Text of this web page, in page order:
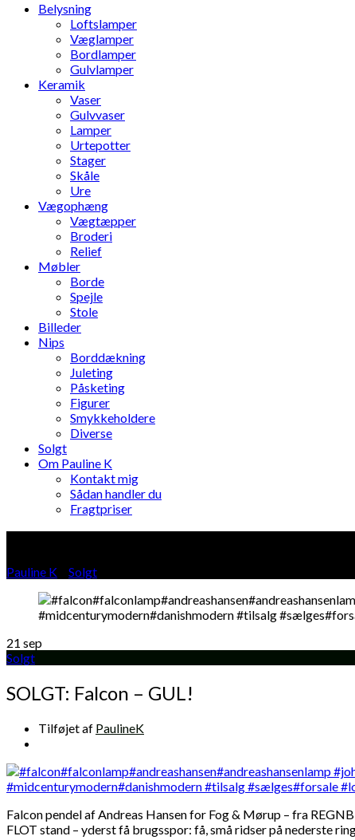
Belysning
Loftslamper
Væglamper
Bordlamper
Gulvlamper
Keramik
Vaser
Gulvvaser
Lamper
Urtepotter
Stager
Skåle
Ure
Vægophæng
Vægtæpper
Broderi
Relief
Møbler
Borde
Spejle
Stole
Billeder
Nips
Borddækning
Juleting
Påsketing
Figurer
Smykkeholdere
Diverse
Solgt
Om Pauline K
Kontakt mig
Sådan handler du
Fragtpriser
Pauline K Solgt
21 sep
Solgt
SOLGT: Falcon – GUL!
Tilføjet af PaulineK
Falcon pendel af Andreas Hansen for Fog & Mørup – fra
FLOT stand – yderst få brugsspor: få, små ridser på nederste